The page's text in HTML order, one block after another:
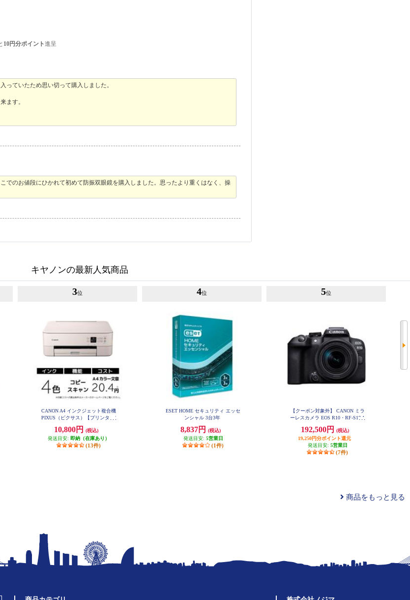
10円分ポイント進呈
っていたため思い切って購入しました。
ます。
でのお値段にひかれて初めて防振双眼鏡を購入しました。思ったより重くはなく、操
キヤノンの最新人気商品
3位
CANON A4 インクジェット複合機
PIXUS（ピクサス）【プリンター/
ク】 PIXUSTS5430PK
10,800円
(税込)
発送目安: 即納（在庫あり）
(13件)
4位
ESET HOME セキュリティ エッセ
ンシャル 3台3年
8,837円
(税込)
発送目安: 5営業日
(1件)
5位
【クーポン対象外】 CANON ミラ
ーレスカメラ EOS R10・RF-S18-1
18150ISSTMLK
192,500円
(税込)
19,250円分ポイント還元
発送目安: 5営業日
(7件)
商品をもっと見る